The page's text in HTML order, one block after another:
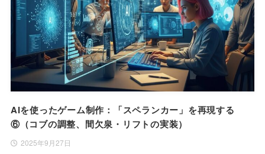
AIを使ったゲーム制作：「スペランカー」を再現する
⑥（コブの調整、間欠泉・リフトの実装）
2025年9月27日